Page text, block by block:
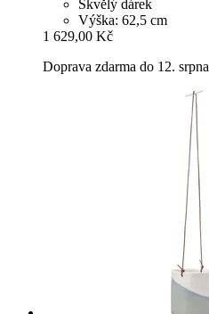
Skvělý dárek
Výška: 62,5 cm
1 629,00 Kč
Doprava zdarma do 12. srpna